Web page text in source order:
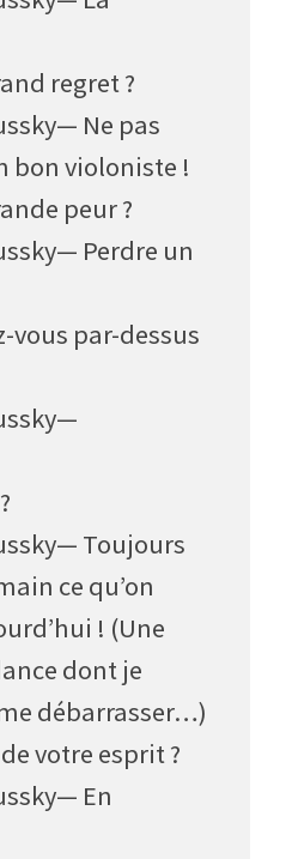
regret ?
Ne pas
bon violoniste !
peur ?
Perdre un
vous par-dessus
Toujours
ce qu’on
! (Une
dont je
débarrasser…)
votre esprit ?
En